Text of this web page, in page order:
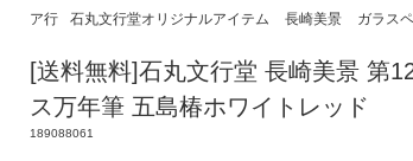
ア行 石丸文行堂オリジナルアイテム 長崎美景 ガラス
[送料無料]石丸文行堂 長崎美景 第
ス万年筆 五島椿ホワイトレッド
189088061